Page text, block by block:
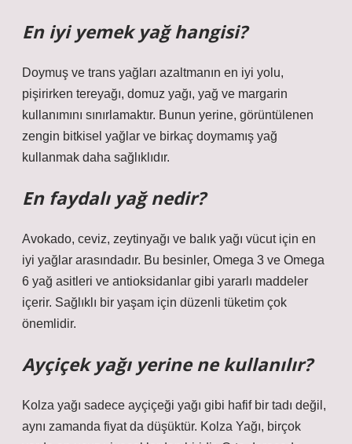
En iyi yemek yağ hangisi?
Doymuş ve trans yağları azaltmanın en iyi yolu,
pişirirken tereyağı, domuz yağı, yağ ve margarin
kullanımını sınırlamaktır. Bunun yerine, görüntülenen
zengin bitkisel yağlar ve birkaç doymamış yağ
kullanmak daha sağlıklıdır.
En faydalı yağ nedir?
Avokado, ceviz, zeytinyağı ve balık yağı vücut için en
iyi yağlar arasındadır. Bu besinler, Omega 3 ve Omega
6 yağ asitleri ve antioksidanlar gibi yararlı maddeler
içerir. Sağlıklı bir yaşam için düzenli tüketim çok
önemlidir.
Ayçiçek yağı yerine ne kullanılır?
Kolza yağı sadece ayçiçeği yağı gibi hafif bir tadı değil,
aynı zamanda fiyat da düşüktür. Kolza Yağı, birçok